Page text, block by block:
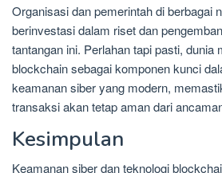
Organisasi dan pemerintah di berbagai
berinvestasi dalam riset dan
tantangan ini. Perlahan tapi pasti, dunia
blockchain sebagai komponen kunci
keamanan siber yang modern,
transaksi akan tetap aman dari
Kesimpulan
Keamanan siber dan teknologi